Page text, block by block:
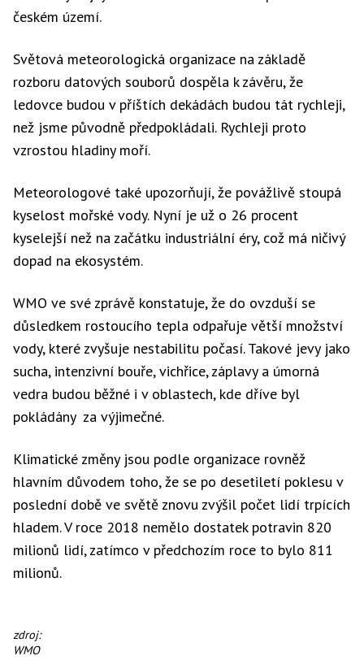
českém území.
Světová meteorologická organizace na základě
rozboru datových souborů dospěla k závěru, že
ledovce budou v příštích dekádách budou tát rychleji,
než jsme původně předpokládali. Rychleji proto
vzrostou hladiny moří.
Meteorologové také upozorňují, že povážlivě stoupá
kyselost mořské vody. Nyní je už o 26 procent
kyselejší než na začátku industriální éry, což má ničivý
dopad na ekosystém.
WMO ve své zprávě konstatuje, že do ovzduší se
důsledkem rostoucího tepla odpařuje větší množství
vody, které zvyšuje nestabilitu počasí. Takové jevy jako
sucha, intenzivní bouře, vichřice, záplavy a úmorná
vedra budou běžné i v oblastech, kde dříve byl
pokládány za výjimečné.
Klimatické změny jsou podle organizace rovněž
hlavním důvodem toho, že se po desetiletí poklesu v
poslední době ve světě znovu zvýšil počet lidí trpících
hladem. V roce 2018 nemělo dostatek potravin 820
milionů lidí, zatímco v předchozím roce to bylo 811
milionů.
zdroj:
WMO